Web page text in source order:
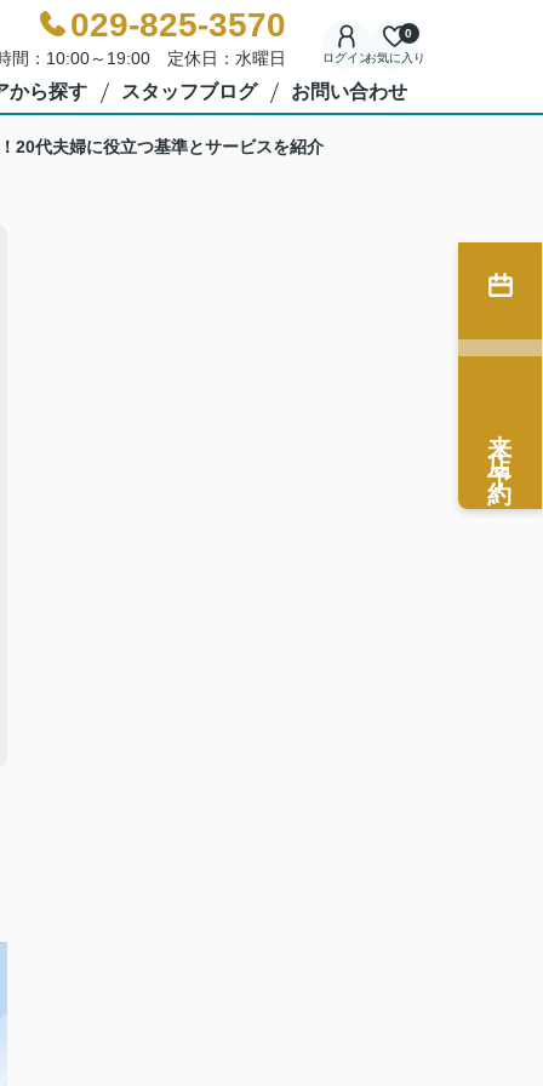
029-825-3570
間：10:00～19:00 定休日：水曜日 ログインお気に入り
0
から探す スタッフブログ お問い合わせ
20代夫婦に役立つ基準とサービスを紹介
来店予約